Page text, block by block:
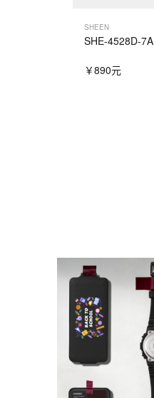
SHEEN
SHE-4528D-7A
￥890元